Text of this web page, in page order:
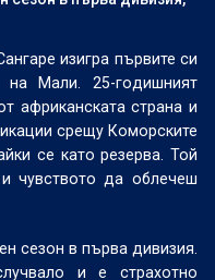
изигра първите си
Мали. 25-годишният
африканската страна и
срещу Коморските
се като резерва. Той
чувството да облечеш
сезон в първа дивизия.
и е страхотно